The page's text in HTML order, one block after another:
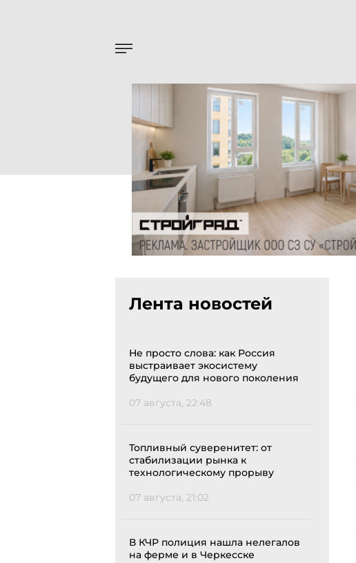
Лента новостей
Не просто слова: как Россия
выстраивает экосистему
будущего для нового поколения
07 августа, 22:48
Топливный суверенитет: от
стабилизации рынка к
технологическому прорыву
07 августа, 21:02
В КЧР полиция нашла нелегалов
на ферме и в Черкесске